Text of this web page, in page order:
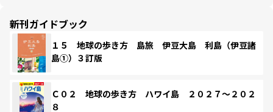
新刊ガイドブック
１５ 地球の歩き方 島旅 伊豆大島 利島（伊豆諸
島①）３訂版
Ｃ０２ 地球の歩き方 ハワイ島 ２０２７～２０２
８